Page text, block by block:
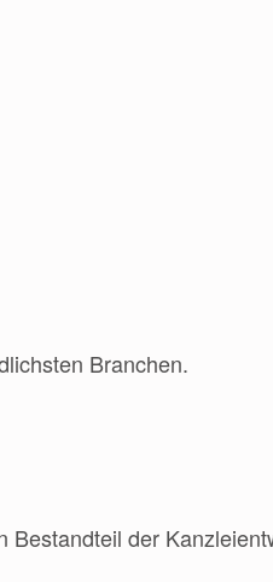
Branchen.
Bestandteil der